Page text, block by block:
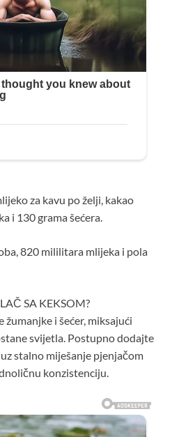
za kavu po želji, kakao
i 130 grama šećera.
820 mililitara mlijeka i pola
SA KEKSOM?
i šećer, miksajući
svijetla. Postupno dodajte
stalno miješanje pjenjačom
konzistenciju.